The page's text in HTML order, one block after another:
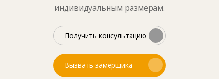
индивидуальным размерам.
Получить консультацию
Вызвать замерщика